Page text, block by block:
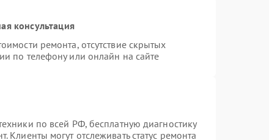
консультация
ремонта, отсутствие скрытых
по телефону или онлайн на сайте
по всей РФ, бесплатную диагностику
могут отслеживать статус ремонта